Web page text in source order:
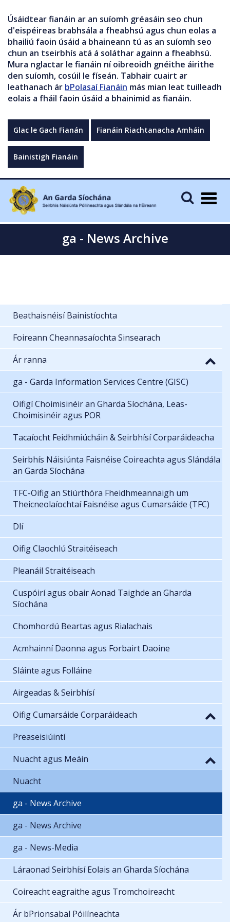
Úsáidtear fianáin ar an suíomh gréasáin seo chun
d'eispéireas brabhsála a fheabhsú agus chun eolas a
bhailiú faoin úsáid a bhaineann tú as an suíomh seo
chun an tseirbhís atá á soláthar againn a fheabhsú.
Mura nglactar le fianáin ní oibreoidh gnéithe áirithe
den suíomh, cosúil le físeán. Tabhair cuairt ar
leathanach ár bPolasaí Fianáin más mian leat tuilleadh
eolais a fháil faoin úsáid a bhainimid as fianáin.
Glac le Gach Fianán Fianáin Riachtanacha Amháin
Bainistigh Fianáin
ga - News Archive
Beathaisnéisí Bainistíochta
Foireann Cheannasaíochta Sinsearach
Ár ranna
ga - Garda Information Services Centre (GISC)
Oifigí Choimisinéir an Gharda Síochána, Leas-
Choimisinéir agus POR
Tacaíocht Feidhmiúcháin & Seirbhísí Corparáideacha
Seirbhís Náisiúnta Faisnéise Coireachta agus Slándála
an Garda Síochána
TFC-Oifig an Stiúrthóra Fheidhmeannaigh um
Theicneolaíochtaí Faisnéise agus Cumarsáide (TFC)
Dlí
Oifig Claochlú Straitéiseach
Pleanáil Straitéiseach
Cuspóirí agus obair Aonad Taighde an Gharda
Síochána
Chomhordú Beartas agus Rialachais
Acmhainní Daonna agus Forbairt Daoine
Sláinte agus Folláine
Airgeadas & Seirbhísí
Oifig Cumarsáide Corparáideach
Preaseisiúintí
Nuacht agus Meáin
Nuacht
ga - News Archive
ga - News Archive
ga - News-Media
Láraonad Seirbhísí Eolais an Gharda Síochána
Coireacht eagraithe agus Tromchoireacht
Ár bPrionsabal Póilíneachta